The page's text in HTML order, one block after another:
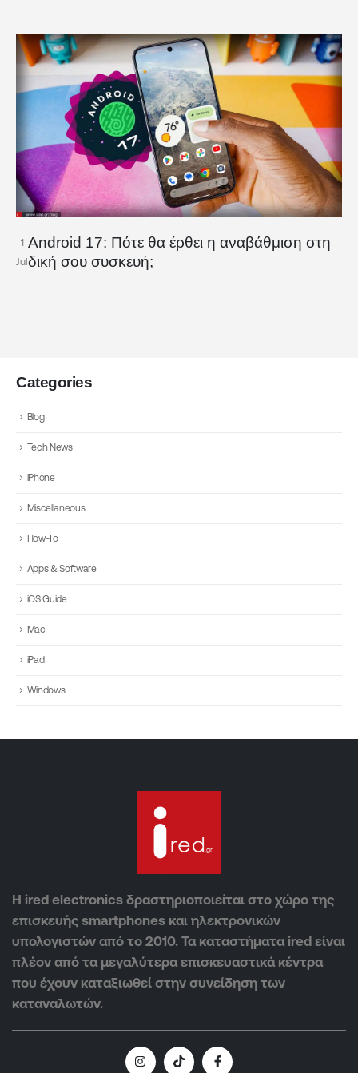
1
Jul
Android 17: Πότε θα έρθει η αναβάθμιση στη
δική σου συσκευή;
Categories
Blog
Tech News
iPhone
Miscellaneous
How-To
Apps & Software
iOS Guide
Mac
iPad
Windows
Η ired electronics δραστηριοποιείται στο χώρο της
επισκευής smartphones και ηλεκτρονικών
υπολογιστών από το 2010. Τα καταστήματα ired είναι
πλέον από τα μεγαλύτερα επισκευαστικά κέντρα
που έχουν καταξιωθεί στην συνείδηση των
καταναλωτών.